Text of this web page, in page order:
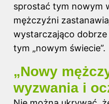
sprostać tym nowym
mężczyźni
wystarczająco
tym „nowym świecie”.
„Nowy
wyzwania i